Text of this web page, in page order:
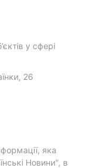
у сфері
26
яка
Новини", в